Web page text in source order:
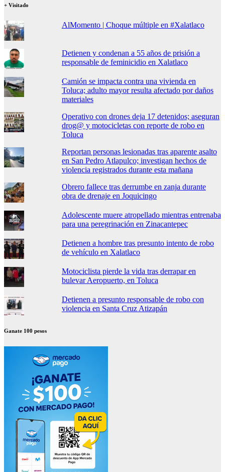
+ Visitado
AlMomento | Choque múltiple en #Xalatlaco
Detienen y condenan a 55 años de prisión a
responsable de feminicidio en Xalatlaco
Camión se impacta contra una vivienda en
Toluca; adulto mayor resulta afectado por daños
materiales
Operativo con drones deja 17 detenidos; aseguran
drog@ y motocicletas con reporte de robo en
Toluca
Reportan personas lesionadas tras aparente asalto
en San Pedro Atlapulco; investigan hechos de
violencia registrados durante esta mañana
Obrero fallece tras derrumbe en zanja durante
obra de drenaje en Joquicingo
Adolescente muere atropellado mientras entrenaba
para una peregrinación en Zinacantepec
Detienen a hombre tras presunto intento de robo
de vehículo en Xalatlaco
Motociclista pierde la vida tras derrapar en
bulevar Aeropuerto, en Toluca
Detienen a presunto responsable de robo con
violencia en Santa Cruz Atizapán
Ganate 100 pesos